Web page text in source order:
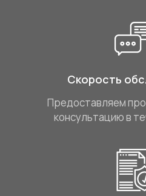
Скорость
Предоставляем
консультацию в